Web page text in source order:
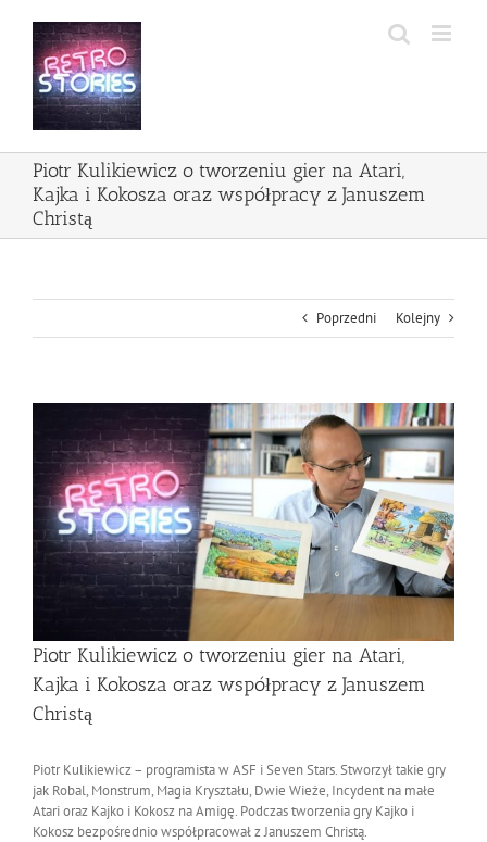
zawartości
Piotr Kulikiewicz o tworzeniu gier na Atari,
Kajka i Kokosza oraz współpracy z Januszem
Christą
Poprzedni Kolejny
obrazek
Piotr Kulikiewicz o tworzeniu gier na Atari,
Kajka i Kokosza oraz współpracy z Januszem
Christą
Piotr Kulikiewicz – programista w ASF i Seven Stars. Stworzył takie gry
jak Robal, Monstrum, Magia Kryształu, Dwie Wieże, Incydent na małe
Atari oraz Kajko i Kokosz na Amigę. Podczas tworzenia gry Kajko i
Kokosz bezpośrednio współpracował z Januszem Christą.